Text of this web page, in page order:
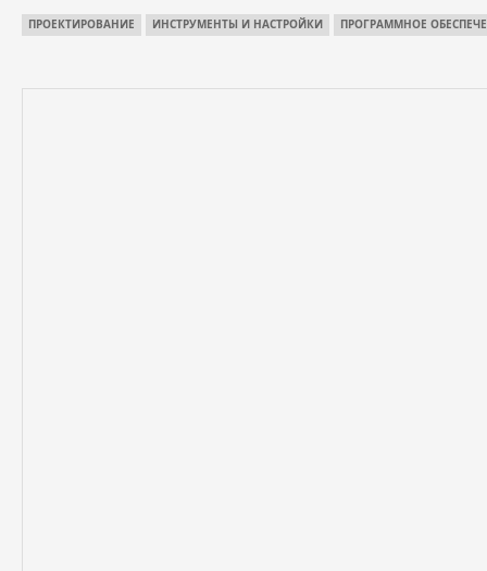
ПРОЕКТИРОВАНИЕ ИНСТРУМЕНТЫ И НАСТРОЙКИ ПРОГРАММНОЕ